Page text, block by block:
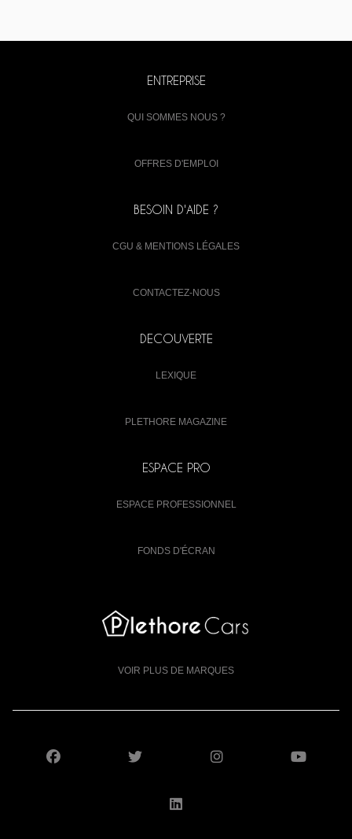
ENTREPRISE
QUI SOMMES NOUS ?
OFFRES D'EMPLOI
BESOIN D'AIDE ?
CGU & MENTIONS LÉGALES
CONTACTEZ-NOUS
DECOUVERTE
LEXIQUE
PLETHORE MAGAZINE
ESPACE PRO
ESPACE PROFESSIONNEL
FONDS D'ÉCRAN
VOIR PLUS DE MARQUES
SUIVEZ-NOUS SUR FACEBOOK
SUIVEZ-NOUS SUR X
SUIVEZ-NOUS
SUIVEZ-NOUS SUR